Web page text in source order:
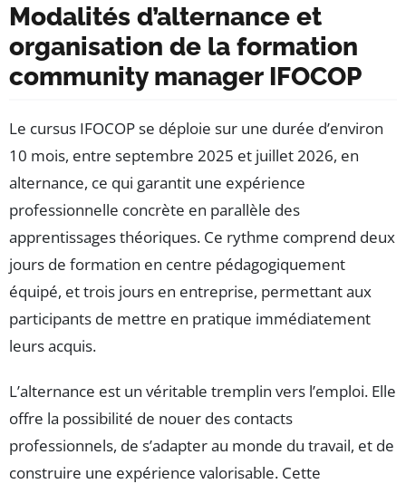
Modalités d’alternance et
organisation de la formation
community manager IFOCOP
Le cursus IFOCOP se déploie sur une durée d’environ
10 mois, entre septembre 2025 et juillet 2026, en
alternance, ce qui garantit une expérience
professionnelle concrète en parallèle des
apprentissages théoriques. Ce rythme comprend deux
jours de formation en centre pédagogiquement
équipé, et trois jours en entreprise, permettant aux
participants de mettre en pratique immédiatement
leurs acquis.
L’alternance est un véritable tremplin vers l’emploi. Elle
offre la possibilité de nouer des contacts
professionnels, de s’adapter au monde du travail, et de
construire une expérience valorisable. Cette